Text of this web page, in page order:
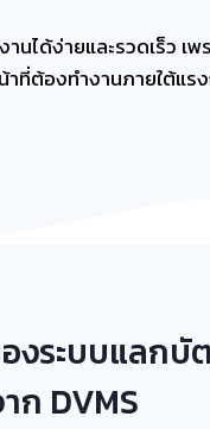
นได้ง่ายและรวดเร็ว เพร
น้าที่ต้องทำงานภายใต้แร
งระบบแลกบั
ก DVMS